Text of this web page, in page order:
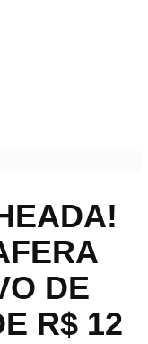
DE
R$ 12